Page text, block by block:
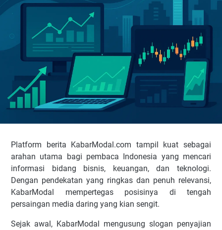
Platform berita KabarModal.com tampil kuat sebagai
arahan utama bagi pembaca Indonesia yang mencari
informasi bidang bisnis, keuangan, dan teknologi.
Dengan pendekatan yang ringkas dan penuh relevansi,
KabarModal mempertegas posisinya di tengah
persaingan media daring yang kian sengit.
Sejak awal, KabarModal mengusung slogan penyajian